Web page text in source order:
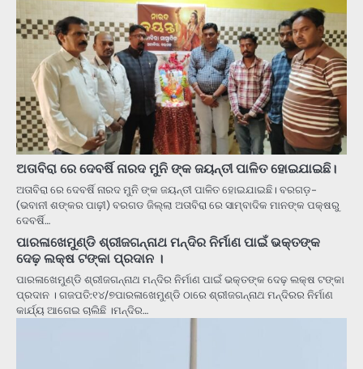
ଅତାବିରା ରେ ଦେବର୍ଷି ନାରଦ ମୁନି ଙ୍କ ଜୟନ୍ତୀ ପାଳିତ ହୋଇଯାଇଛି।
ଅତାବିରା ରେ ଦେବର୍ଷି ନାରଦ ମୁନି ଙ୍କ ଜୟନ୍ତୀ ପାଳିତ ହୋଇଯାଇଛି। ବରଗଡ଼-
(ଭବାନୀ ଶଙ୍କର ପାଢ଼ୀ) ବରଗଡ ଜିଲ୍ଲା ଅତାବିରା ରେ ସାମ୍ବାଦିକ ମାନଙ୍କ ପକ୍ଷରୁ
ଦେବର୍ଷି…
ପାରଳାଖେମୁଣ୍ଡି ଶ୍ରୀଜଗନ୍ନାଥ ମନ୍ଦିର ନିର୍ମାଣ ପାଇଁ ଭକ୍ତଙ୍କ
ଦେଢ଼ ଲକ୍ଷ ଟଙ୍କା ପ୍ରଦାନ ।
ପାରଳାଖେମୁଣ୍ଡି ଶ୍ରୀଜଗନ୍ନାଥ ମନ୍ଦିର ନିର୍ମାଣ ପାଇଁ ଭକ୍ତଙ୍କ ଦେଢ଼ ଲକ୍ଷ ଟଙ୍କା
ପ୍ରଦାନ । ଗଜପତି:୧୪/୭ପାରଳାଖେମୁଣ୍ଡି ଠାରେ ଶ୍ରୀଜଗନ୍ନାଥ ମନ୍ଦିରର ନିର୍ମାଣ
କାର୍ଯ୍ୟ ଆଗେଇ ଚାଲିଛି ।ମନ୍ଦିର…